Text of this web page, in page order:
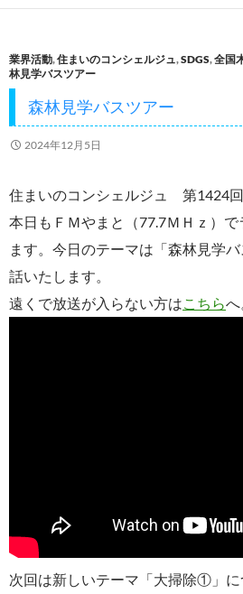
b
o
o
k
er
業界活動,住まいのコンシェルジュ,SDGS,全国
林見学バスツアー
森林見学バスツアー
2024年12月5日
住まいのコンシェルジュ 第1424
本日もＦＭやまと（77.7ＭＨｚ）
ます。今日のテーマは「森林見学
話いたします。
遠くで放送が入らない方は こちらへ
次回は新しいテーマ「大掃除①」に